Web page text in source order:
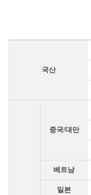
국산
중국/대만
베트남
일본